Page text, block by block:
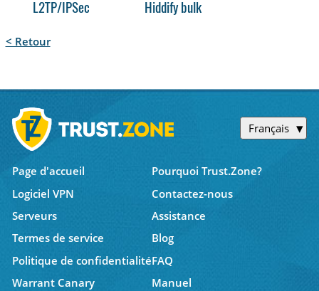
L2TP/IPSec Hiddify bulk
< Retour
Français
Page d'accueil
Pourquoi Trust.Zone?
Logiciel VPN
Contactez-nous
Serveurs
Assistance
Termes de service
Blog
Politique de confidentialitéFAQ
Warrant Canary
Manuel